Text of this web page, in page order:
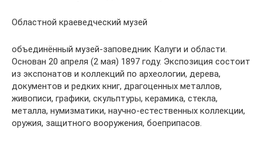
Областной краеведческий музей
объединённый музей-заповедник Калуги и области.
Основан 20 апреля (2 мая) 1897 году. Экспозиция состоит
из экспонатов и коллекций по археологии, дерева,
документов и редких книг, драгоценных металлов,
живописи, графики, скульптуры, керамика, стекла,
металла, нумизматики, научно-естественных коллекции,
оружия, защитного вооружения, боеприпасов.